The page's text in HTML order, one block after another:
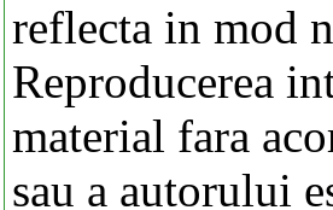
reflecta in mod
Reproducerea
material fara
sau a autorului